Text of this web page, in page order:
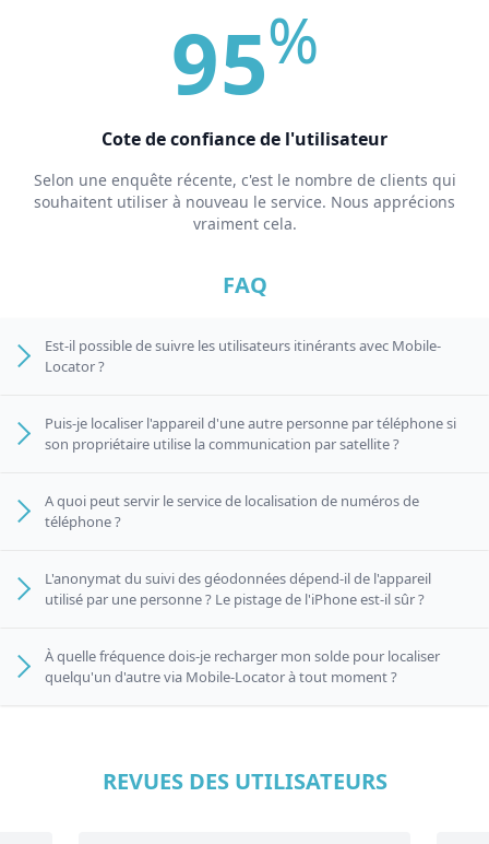
95%
Cote de confiance de l'utilisateur
Selon une enquête récente, c'est le nombre de clients qui
souhaitent utiliser à nouveau le service. Nous apprécions
vraiment cela.
FAQ
Est-il possible de suivre les utilisateurs itinérants avec Mobile-
Locator ?
Puis-je localiser l'appareil d'une autre personne par téléphone si
son propriétaire utilise la communication par satellite ?
A quoi peut servir le service de localisation de numéros de
téléphone ?
L'anonymat du suivi des géodonnées dépend-il de l'appareil
utilisé par une personne ? Le pistage de l'iPhone est-il sûr ?
À quelle fréquence dois-je recharger mon solde pour localiser
quelqu'un d'autre via Mobile-Locator à tout moment ?
REVUES DES UTILISATEURS